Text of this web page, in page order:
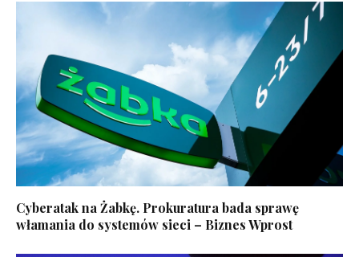
Cyberatak na Żabkę. Prokuratura bada sprawę
włamania do systemów sieci – Biznes Wprost